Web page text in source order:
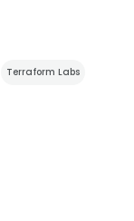
Terraform Labs